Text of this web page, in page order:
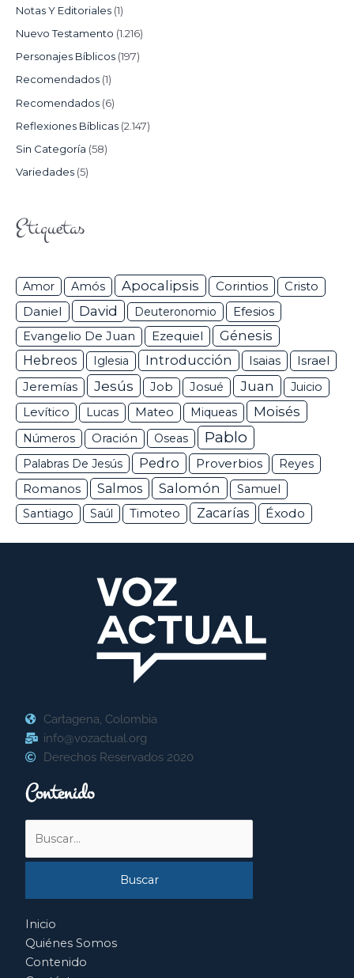
Notas Y Editoriales (1)
Nuevo Testamento (1.216)
Personajes Bíblicos (197)
Recomendados (1)
Recomendados (6)
Reflexiones Bíblicas (2.147)
Sin Categoría (58)
Variedades (5)
Etiquetas
Amor Amós Apocalipsis Corintios Cristo
Daniel David Deuteronomio Efesios
Evangelio De Juan Ezequiel
Génesis
Hebreos
Iglesia Introducción Isaias Israel
Jeremías Jesús Job Josué Juan
Juicio
Levítico
Lucas Mateo Miqueas Moisés
Números Oración Oseas Pablo
Palabras De Jesús Pedro Proverbios Reyes
Romanos Salmos Salomón
Samuel
Santiago
Saúl Timoteo Zacarías Éxodo
Cartagena, Colombia
info@vozactual.org
Derechos Reservados 2020
Contenido
Inicio
Quiénes Somos
Contenido